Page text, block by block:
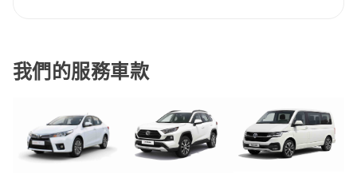
我們的服務車款